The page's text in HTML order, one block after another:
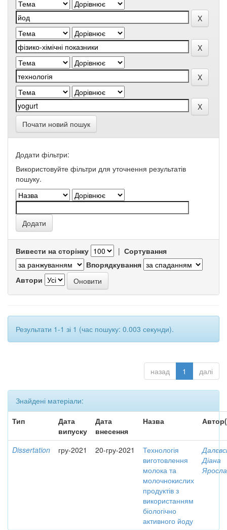
Почати новий пошук
Додати фільтри:
Використовуйте фільтри для уточнення результатів
пошуку.
Вивести на сторінку | Сортування
Впорядкування
Автори
Результати 1-1 зі 1 (час пошуку: 0.003 секунди).
назад 1 далі
Знайдені матеріали:
Тип
Дата
випуску
Дата
внесення
Назва
Dissertation гру-2021 20-гру-2021
Технологія
виготовлення
молока та
молочнокислих
продуктів з
використанням
біологічно
активного йоду
Діана